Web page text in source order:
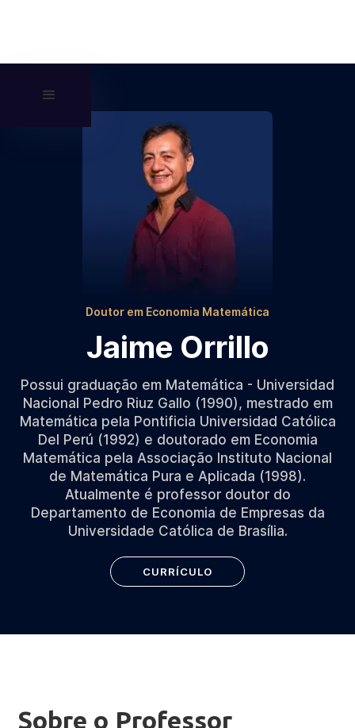
Doutor em Economia Matemática
Jaime Orrillo
Possui graduação em Matemática - Universidad
Nacional Pedro Riuz Gallo (1990), mestrado em
Matemática pela Pontificia Universidad Católica
Del Perú (1992) e doutorado em Economia
Matemática pela Associação Instituto Nacional
de Matemática Pura e Aplicada (1998).
Atualmente é professor doutor do
Departamento de Economia de Empresas da
Universidade Católica de Brasília.
CURRÍCULO
Sobre o Professor